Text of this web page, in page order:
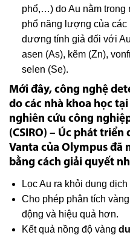
phổ,…) do Au nằm trong
phổ năng lượng của các
dương tính giả đối với
asen (As), kẽm (Zn),
selen (Se).
Mới đây, công nghệ
do các nhà khoa học
nghiên cứu công
(CSIRO) – Úc phát
Vanta của Olympus đã
bằng cách giải quyết
Lọc Au ra khỏi dung
Cho phép phân tích
động và hiệu quả hơn.
Kết quả nồng độ vàng